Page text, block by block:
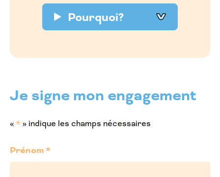
Pourquoi?
Je signe mon engagement
«*» indique les champs nécessaires
Prénom*